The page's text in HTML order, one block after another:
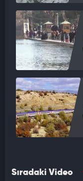
Sıradaki Video